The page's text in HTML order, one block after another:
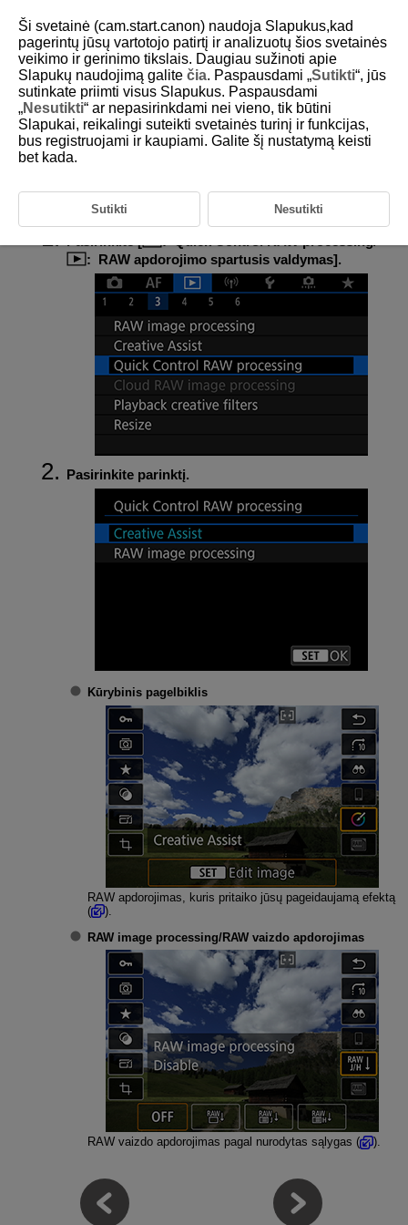
D180-154
RAW apdorojimo spartusis
valdymas
sparčiojo valdymo ekranu, tipą.
: RAW apdorojimo spartusis valdymas].
Pasirinkite parinktį.
Kūrybinis pagelbiklis
RAW apdorojimas, kuris pritaiko jūsų pageidaujamą efektą
(
).
RAW image processing/RAW vaizdo apdorojimas
RAW vaizdo apdorojimas pagal nurodytas sąlygas ( ).
Ši svetainė (cam.start.canon) naudoja Slapukus,kad
pagerintų jūsų vartotojo patirtį ir analizuotų šios svetainės
veikimo ir gerinimo tikslais. Daugiau sužinoti apie
Slapukų naudojimą galite čia. Paspausdami „Sutikti“, jūs
sutinkate priimti visus Slapukus. Paspausdami
„Nesutikti“ ar nepasirinkdami nei vieno, tik būtini
Slapukai, reikalingi suteikti svetainės turinį ir funkcijas,
bus registruojami ir kaupiami. Galite šį nustatymą keisti
bet kada.
Sutikti Nesutikti